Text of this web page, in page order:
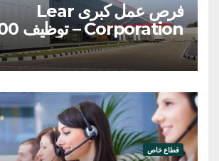
فرص عمل كبرى Lear
وعاملة
قطاع خاص